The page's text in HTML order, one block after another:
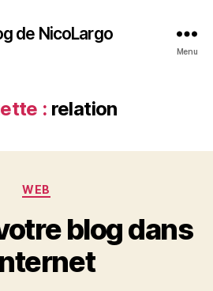
de NicoLargo
Menu
: relation
Catégories
WEB
blog dans